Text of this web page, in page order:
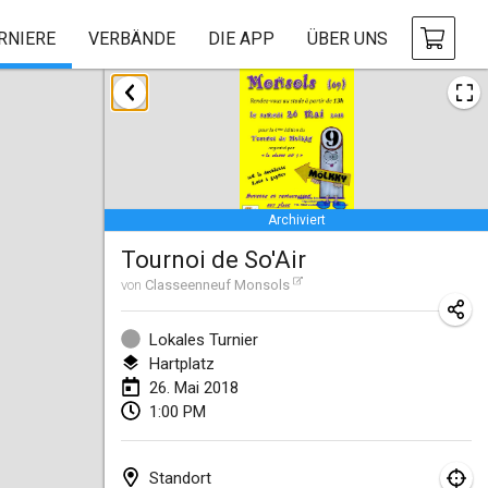
VERBÄNDE DIE APP ÜBER UNS
Archiviert
Tournoi de So'Air
von Classeenneuf Monsols
Lokales Turnier
Hartplatz
26. Mai 2018
1:00 PM
Standort
Januar 2018
Open des rois de Mölkky
21. Jan. 2018|Frankreich
Individuel du Garo
21. Jan. 2018|Frankreich
Tournoi d'Hiver
27. Jan. 2018
27. Jan. 2018
Februar 2018